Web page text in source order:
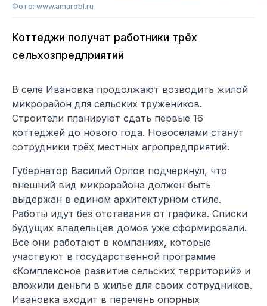
Фото: www.amurobl.ru
Коттеджи получат работники трёх
сельхозпредприятий
В селе Ивановка продолжают возводить жилой
микрорайон для сельских тружеников.
Строители планируют сдать первые 16
коттеджей до нового года. Новосёлами станут
сотрудники трёх местных агропредприятий.
Губернатор Василий Орлов подчеркнул, что
внешний вид микрорайона должен быть
выдержан в едином архитектурном стиле.
Работы идут без отставания от графика. Списки
будущих владельцев домов уже сформировали.
Все они работают в компаниях, которые
участвуют в государственной программе
«Комплексное развитие сельских территорий» и
вложили деньги в жильё для своих сотрудников.
Ивановка входит в перечень опорных